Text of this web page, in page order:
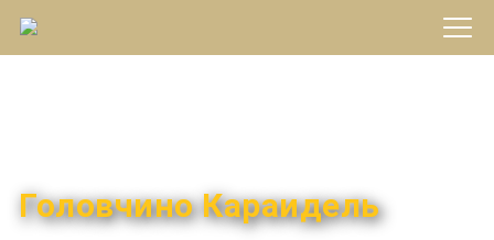
Головчино Караидель